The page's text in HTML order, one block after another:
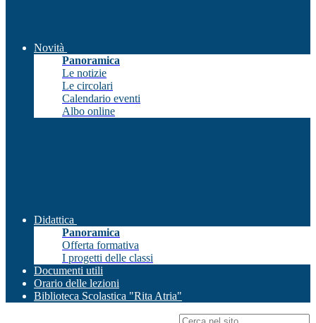
Novità
Panoramica
Le notizie
Le circolari
Calendario eventi
Albo online
Didattica
Panoramica
Offerta formativa
I progetti delle classi
Documenti utili
Orario delle lezioni
Biblioteca Scolastica "Rita Atria"